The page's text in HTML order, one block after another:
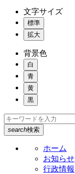
文字サイズ
標準
拡大
背景色
白
青
黄
黒
search検索
ホーム
お知らせ
行政情報